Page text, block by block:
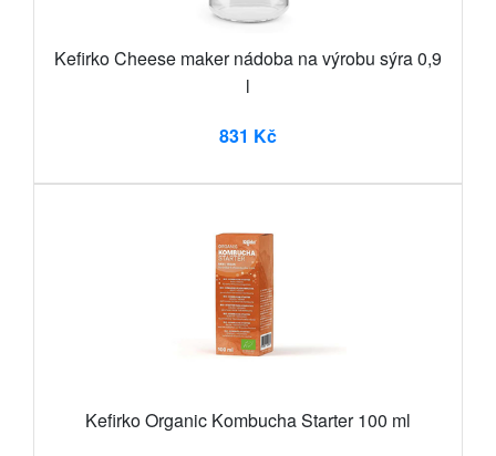
Kefirko Cheese maker nádoba na výrobu sýra 0,9
l
831 Kč
Kefirko Organic Kombucha Starter 100 ml